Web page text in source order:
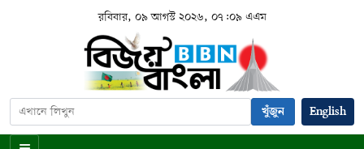
রবিবার, ০৯ আগস্ট ২০২৬, ০৭:০৯ এএম
খুঁজুন English